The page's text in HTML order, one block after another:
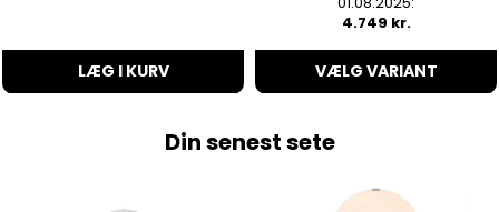
LÆG I KURV
4.749 kr.
VÆLG VARIANT
Din senest sete